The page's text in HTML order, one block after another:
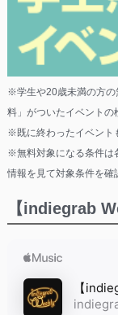
※学生や20歳未満の方の
料」がついたイベントの
※既に終わったイベント
※無料対象になる条件は
情報を見て対象条件を確
【indiegrab